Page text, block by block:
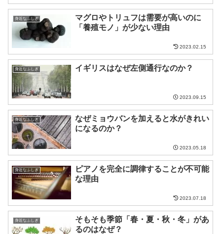
身近なふしぎ
マグロやトリュフは需要が高いのに
「養殖モノ」が少ない理由
2023.02.15
身近なふしぎ イギリスはなぜ左側通行なのか？
2023.09.15
身近なふしぎ
なぜミョウバンを加えると水がきれい
になるのか？
2023.05.18
身近なふしぎ
ピアノを完全に調律することが不可能
な理由
2023.07.18
身近なふしぎ
そもそも季節「春・夏・秋・冬」があ
るのはなぜ？